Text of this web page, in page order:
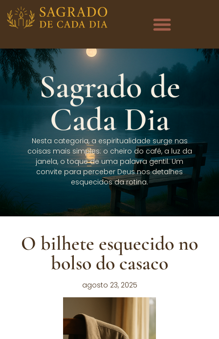
Sagrado de
Cada Dia
Nesta categoria, a espiritualidade surge nas
coisas mais simples: o cheiro do café, a luz da
janela, o toque de uma palavra gentil. Um
convite para perceber Deus nos detalhes
esquecidos da rotina.
O bilhete esquecido no
bolso do casaco
agosto 23, 2025